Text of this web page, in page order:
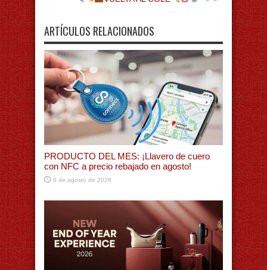
ARTÍCULOS RELACIONADOS
PRODUCTO DEL MES: ¡Llavero de cuero
con NFC a precio rebajado en agosto!
6 de agosto de 2026